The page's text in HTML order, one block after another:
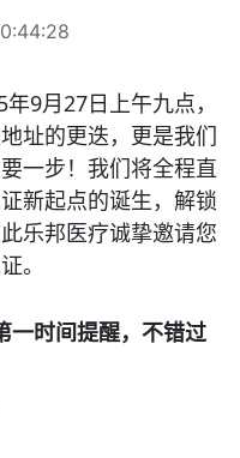
9月27日上午九点，
址的更迭，更是我们
一步！我们将全程直
新起点的诞生，解锁
乐邦医疗诚挚邀请您
。
一时间提醒，不错过